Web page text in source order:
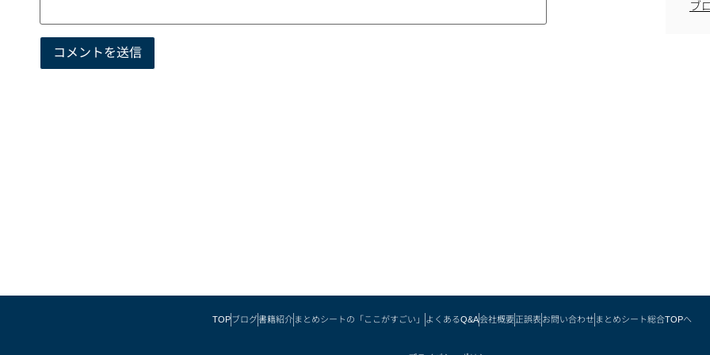
ブ
TOP ブログ書籍紹介 まとめシートの「ここがすごい」 よくあるQ&A会社概要 正誤表 お問い合わせ まとめシート総合TOPへ